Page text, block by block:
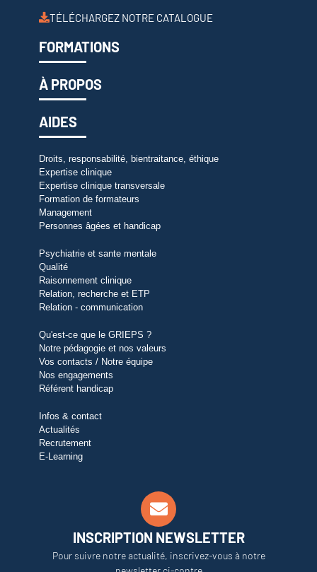
TÉLÉCHARGEZ NOTRE CATALOGUE
FORMATIONS
À PROPOS
AIDES
Droits, responsabilité, bientraitance, éthique
Expertise clinique
Expertise clinique transversale
Formation de formateurs
Management
Personnes âgées et handicap
Psychiatrie et sante mentale
Qualité
Raisonnement clinique
Relation, recherche et ETP
Relation - communication
Qu'est-ce que le GRIEPS ?
Notre pédagogie et nos valeurs
Vos contacts / Notre équipe
Nos engagements
Référent handicap
Infos & contact
Actualités
Recrutement
E-Learning
INSCRIPTION NEWSLETTER
Pour suivre notre actualité, inscrivez-vous à notre